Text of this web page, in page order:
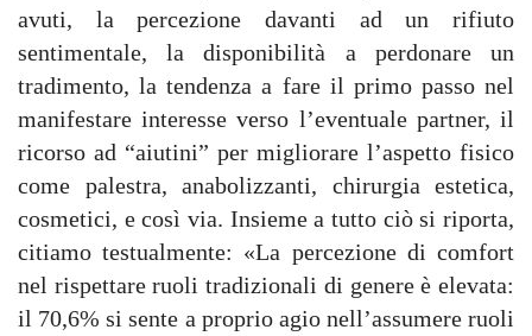
avuti, la percezione davanti ad un rifiuto
sentimentale, la disponibilità a perdonare un
tradimento, la tendenza a fare il primo passo nel
manifestare interesse verso l’eventuale partner, il
ricorso ad “aiutini” per migliorare l’aspetto fisico
come palestra, anabolizzanti, chirurgia estetica,
cosmetici, e così via. Insieme a tutto ciò si riporta,
citiamo testualmente: «La percezione di comfort
nel rispettare ruoli tradizionali di genere è elevata:
il 70,6% si sente a proprio agio nell’assumere ruoli